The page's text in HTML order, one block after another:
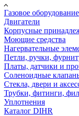
Газовое оборудование
Двигатели
Корпусные
Моющие средства
Нагервательные
Петли, ручки,
Платы, датчики и
Соленоидные
Стекла, двери и
Трубки, фитинги,
Уплотнения
Каталог DIHR